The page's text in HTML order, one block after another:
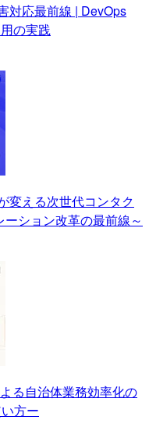
対応最前線 | DevOps
の実践
変える次世代コンタク
ション改革の最前線～
る自治体業務効率化の
方ー